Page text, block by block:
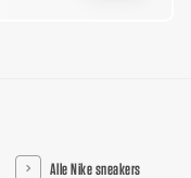
Alle Nike sneakers